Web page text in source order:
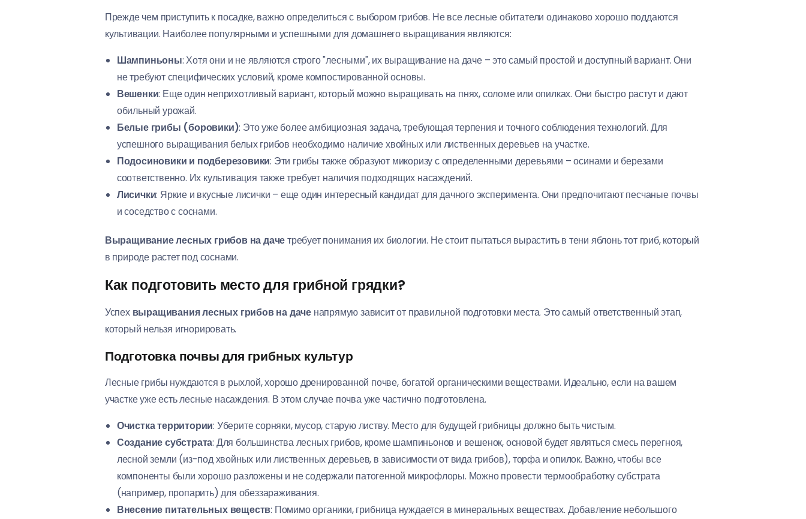
Прежде чем приступить к посадке, важно определиться с выбором грибов. Не все лесные обитатели одинаково хорошо поддаются
культивации. Наиболее популярными и успешными для домашнего выращивания являются:
Шампиньоны: Хотя они и не являются строго "лесными", их выращивание на даче – это самый простой и доступный вариант. Они
не требуют специфических условий, кроме компостированной основы.
Вешенки: Еще один неприхотливый вариант, который можно выращивать на пнях, соломе или опилках. Они быстро растут и дают
обильный урожай.
Белые грибы (боровики): Это уже более амбициозная задача, требующая терпения и точного соблюдения технологий. Для
успешного выращивания белых грибов необходимо наличие хвойных или лиственных деревьев на участке.
Подосиновики и подберезовики: Эти грибы также образуют микоризу с определенными деревьями – осинами и березами
соответственно. Их культивация также требует наличия подходящих насаждений.
Лисички: Яркие и вкусные лисички – еще один интересный кандидат для дачного эксперимента. Они предпочитают песчаные почвы
и соседство с соснами.
Выращивание лесных грибов на дачетребует понимания их биологии. Не стоит пытаться вырастить в тени яблонь тот гриб, который
в природе растет под соснами.
Как подготовить место для грибной грядки?
Успех выращивания лесных грибов на даченапрямую зависит от правильной подготовки места. Это самый ответственный этап,
который нельзя игнорировать.
Подготовка почвы для грибных культур
Лесные грибы нуждаются в рыхлой, хорошо дренированной почве, богатой органическими веществами. Идеально, если на вашем
участке уже есть лесные насаждения. В этом случае почва уже частично подготовлена.
Очистка территории: Уберите сорняки, мусор, старую листву. Место для будущей грибницы должно быть чистым.
Создание субстрата: Для большинства лесных грибов, кроме шампиньонов и вешенок, основой будет являться смесь перегноя,
лесной земли (из-под хвойных или лиственных деревьев, в зависимости от вида грибов), торфа и опилок. Важно, чтобы все
компоненты были хорошо разложены и не содержали патогенной микрофлоры. Можно провести термообработку субстрата
(например, пропарить) для обеззараживания.
Внесение питательных веществ: Помимо органики, грибница нуждается в минеральных веществах. Добавление небольшого